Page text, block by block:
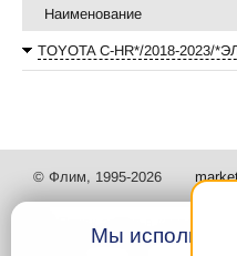
Наименование
TOYOTA C-HR*/2018-2023/
© Флим, 1995-2026
Мы